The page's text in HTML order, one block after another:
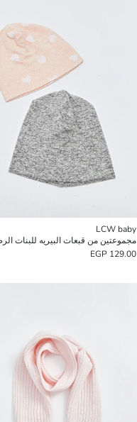
LCW baby
مجموعتين من قبعات البيريه للبنات
129.00 EGP